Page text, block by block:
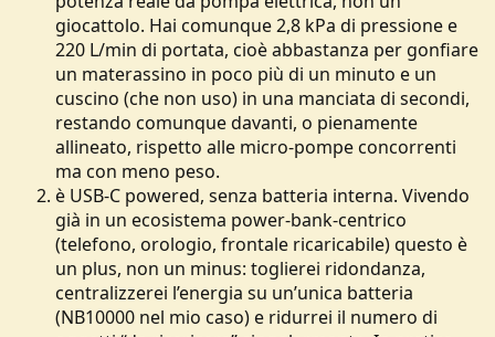
giocattolo. Hai comunque 2,8 kPa di pressione e
220 L/min di portata, cioè abbastanza per gonfiare
un materassino in poco più di un minuto e un
cuscino (che non uso) in una manciata di secondi,
restando comunque davanti, o pienamente
allineato, rispetto alle micro‑pompe concorrenti
ma con meno peso.
è USB‑C powered, senza batteria interna. Vivendo
già in un ecosistema power‑bank‑centrico
(telefono, orologio, frontale ricaricabile) questo è
un plus, non un minus: toglierei ridondanza,
centralizzerei l’energia su un’unica batteria
(NB10000 nel mio caso) e ridurrei il numero di